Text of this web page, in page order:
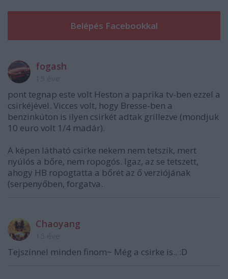
fogash
pont tegnap este volt Heston a paprika tv-ben ezzel a
csirkéjével. Vicces volt, hogy Bresse-ben a
benzinkúton is ilyen csirkét adtak grillezve (mondjuk
10 euro volt 1/4 madár).
A képen látható csirke nekem nem tetszik, mert
nyúlós a bőre, nem ropogós. Igaz, az se tetszett,
ahogy HB ropogtatta a bőrét az ő verziójának
(serpenyőben, forgatva.
Chaoyang
Tejszínnel minden finom~ Még a csirke is.. :D